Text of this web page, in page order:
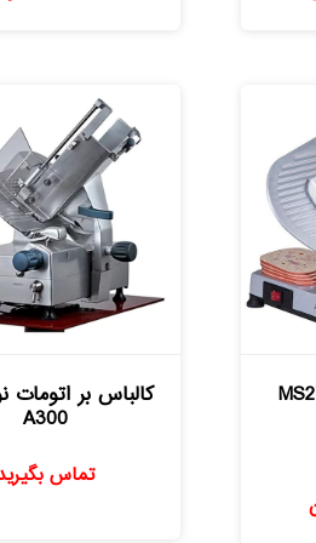
کالباس بر اتومات
A300
تماس